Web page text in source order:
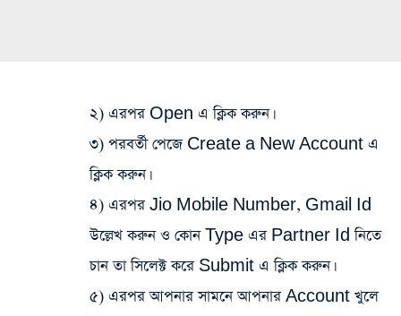
২) এরপর Open এ ক্লিক করুন।
৩) পরবর্তী পেজে Create a New Account এ
ক্লিক করুন।
৪) এরপর Jio Mobile Number, Gmail Id
উল্লেখ করুন ও কোন Type এর Partner Id নিতে
চান তা সিলেক্ট করে Submit এ ক্লিক করুন।
৫) এরপর আপনার সামনে আপনার Account খুলে